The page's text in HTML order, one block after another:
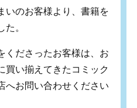
いのお客様より、書籍を
。
くださったお客様は、お
買い揃えてきたコミック
へお問い合わせください